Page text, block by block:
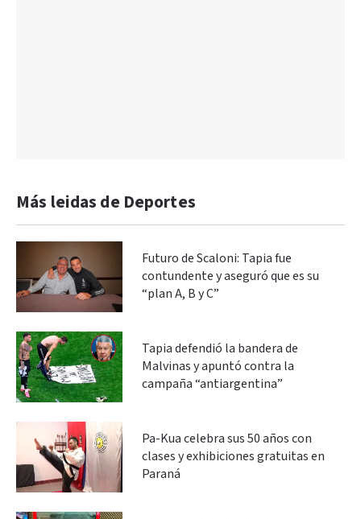
Más leidas de Deportes
Futuro de Scaloni: Tapia fue
contundente y aseguró que es su
“plan A, B y C”
Tapia defendió la bandera de
Malvinas y apuntó contra la
campaña “antiargentina”
Pa-Kua celebra sus 50 años con
clases y exhibiciones gratuitas en
Paraná